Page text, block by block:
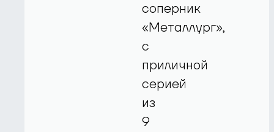
соперник
«Металлург»,
с
приличной
серией
из
9